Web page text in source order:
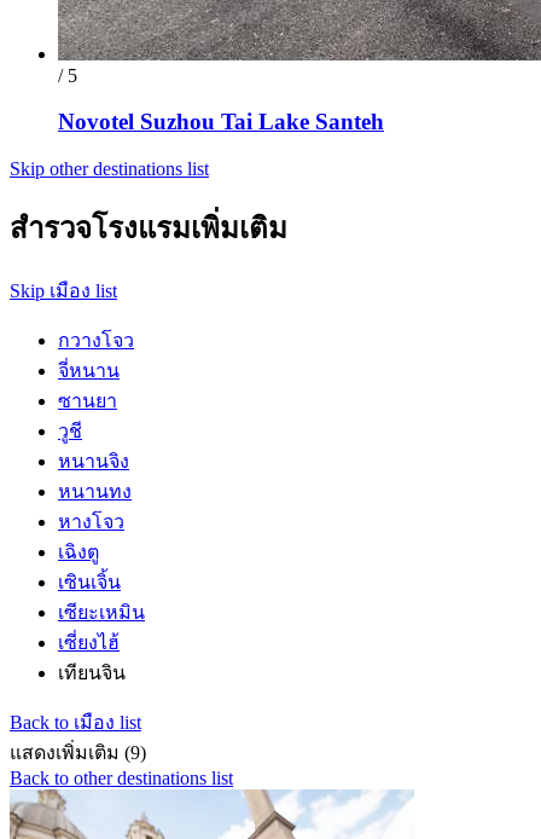
/ 5
Novotel Suzhou Tai Lake Santeh
Skip other destinations list
สำรวจโรงแรมเพิ่มเติม
Skip เมือง list
กวางโจว
จี่หนาน
ซานยา
วูชี
หนานจิง
หนานทง
หางโจว
เฉิงตู
เซินเจิ้น
เซียะเหมิน
เซี่ยงไฮ้
เทียนจิน
Back to เมือง list
แสดงเพิ่มเติม (9)
Back to other destinations list